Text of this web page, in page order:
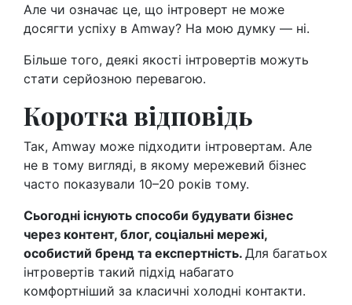
Але чи означає це, що інтроверт не може
досягти успіху в Amway? На мою думку — ні.
Більше того, деякі якості інтровертів можуть
стати серйозною перевагою.
Коротка відповідь
Так, Amway може підходити інтровертам. Але
не в тому вигляді, в якому мережевий бізнес
часто показували 10–20 років тому.
Сьогодні існують способи будувати бізнес
через контент, блог, соціальні мережі,
особистий бренд та експертність. Для багатьох
інтровертів такий підхід набагато
комфортніший за класичні холодні контакти.